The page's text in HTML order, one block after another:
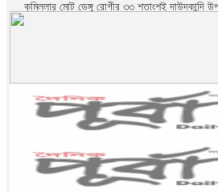
কুমিল্লার মোট ডেঙ্গু রোগীর ৩৩ শতাংশই দাউদকান্দি
কুমিল্লায় পিকআপ চালক হত্যার ঘটনায় গ্রেপ্তার
কুমিল্লায় হত্যা ও ডাকাতি মামলার যাবজ্জীবন
গ্রেপ্তার
কুমিল্লা-ফেনী সীমান্তে ১ কোটি ১৫ লাখ টাকার
ব্রাহ্মণবাড়িয়ায় মাদকাসক্ত দুই ছেলেকে পুলিশে দিলেন
দাউদকান্দিতে ইটবোঝাই বাল্কহেডের ওপর ভেঙে